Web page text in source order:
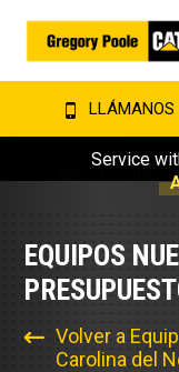
LLÁMANOS
Service
EQUIPOS
Volver a
Carolina del